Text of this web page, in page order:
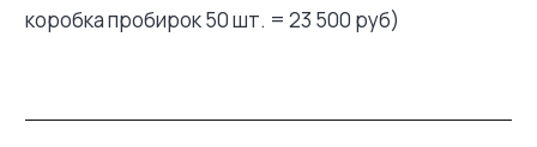
коробка пробирок 50 шт. = 23 500 руб)